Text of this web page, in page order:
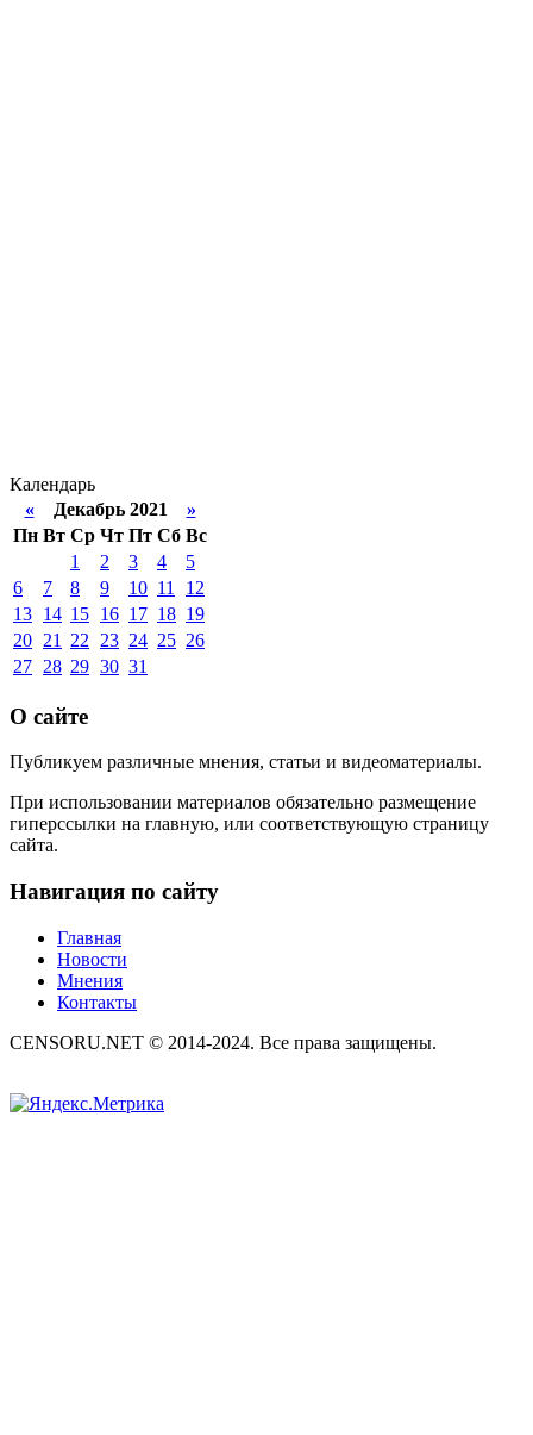
Календарь
«Декабрь 2021 »
Пн Вт Ср Чт Пт Сб Вс
1
2 3 4
5
6
7 8 9 10 11
12
13 14 15 16 17 18 19
20 21 22 23 24 25 26
27 28 29 30 31
О сайте
Публикуем различные мнения, статьи и видеоматериалы.
При использовании материалов обязательно размещение
гиперссылки на главную, или соответствующую страницу
сайта.
Навигация по сайту
Главная
Новости
Мнения
Контакты
CENSORU.NET © 2014-2024. Все права защищены.